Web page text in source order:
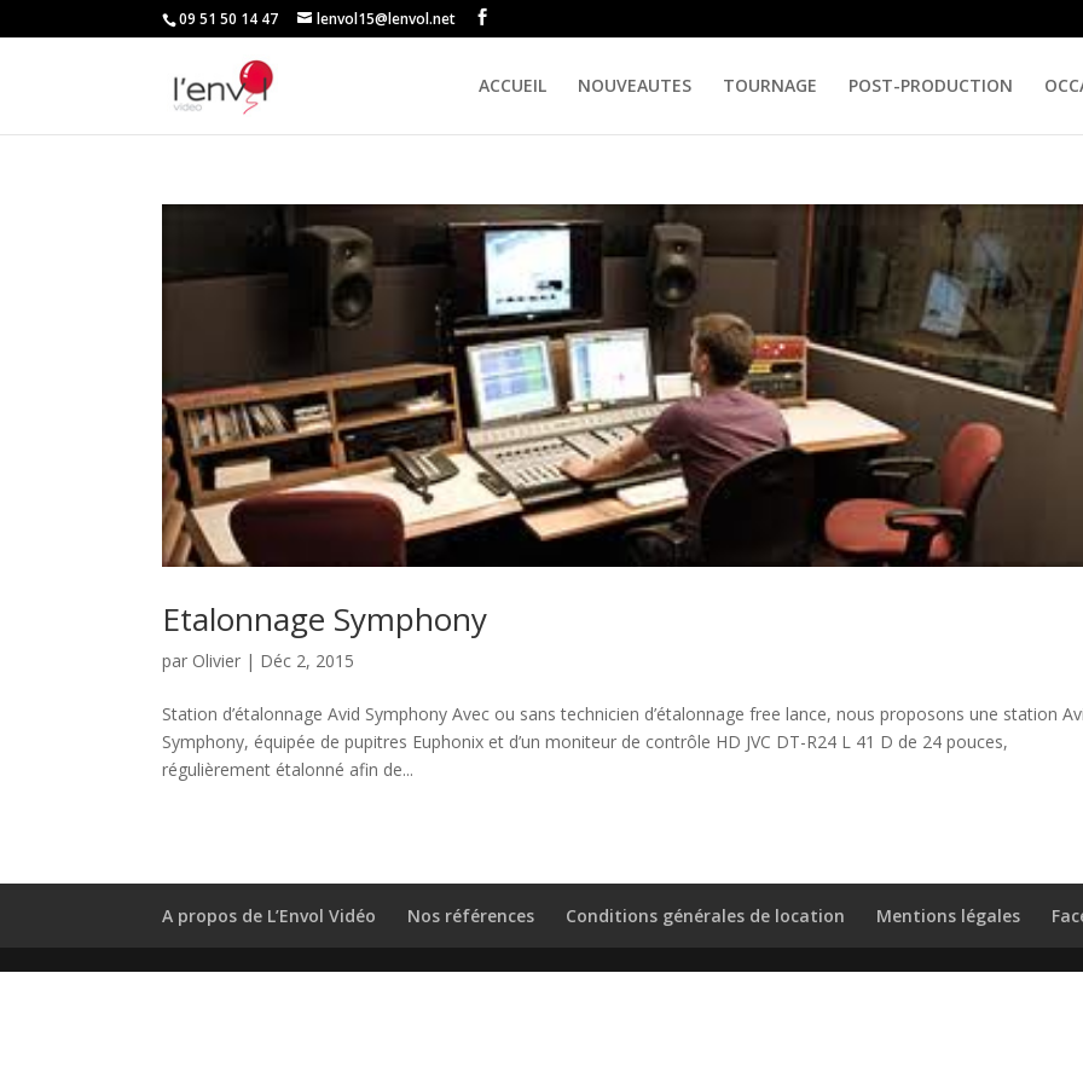
09 51 50 14 47 lenvol15@lenvol.net
ACCUEIL NOUVEAUTES TOURNAGE POST-PRODUCTION
Etalonnage Symphony
par Olivier | Déc 2, 2015
Station d’étalonnage Avid Symphony Avec ou sans technicien d’étalonnage free lance, nous proposons une station
Symphony, équipée de pupitres Euphonix et d’un moniteur de contrôle HD JVC DT-R24 L 41 D de 24 pouces,
régulièrement étalonné afin de...
A propos de L’Envol Vidéo Nos références Conditions générales de location Mentions légales